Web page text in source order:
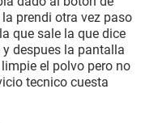
prendi otra vez paso
que sale la que dice
despues la pantalla
el polvo pero no
tecnico cuesta